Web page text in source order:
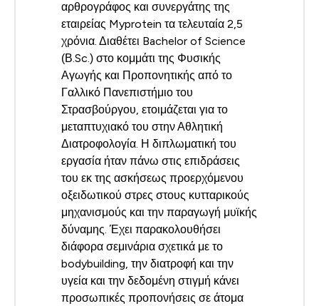
αρθρογράφος και συνεργάτης της
εταιρείας Myprotein τα τελευταία 2,5
χρόνια. Διαθέτει Bachelor of Science
(Β.Sc.) στο κομμάτι της Φυσικής
Αγωγής και Προπονητικής από το
Γαλλικό Πανεπιστήμιο του
Στρασβούργου, ετοιμάζεται για το
μεταπτυχιακό του στην Αθλητική
Διατροφολογία. Η διπλωματική του
εργασία ήταν πάνω στις επιδράσεις
του εκ της ασκήσεως προερχόμενου
οξειδωτικού στρες στους κυτταρικούς
μηχανισμούς και την παραγωγή μυϊκής
δύναμης. Έχει παρακολουθήσει
διάφορα σεμινάρια σχετικά με το
bodybuilding, την διατροφή και την
υγεία και την δεδομένη στιγμή κάνει
προσωπικές προπονήσεις σε άτομα